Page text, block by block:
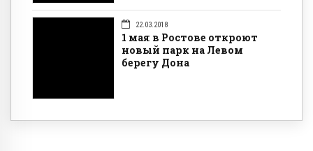
22.03.2018
1 мая в Ростове откроют
новый парк на Левом
берегу Дона